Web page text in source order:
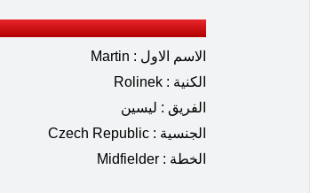
الاسم الاول : Martin
الكنية : Rolinek
الفريق : ليسين
الجنسية : Czech Republic
الخطة : Midfielder